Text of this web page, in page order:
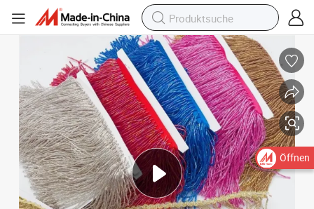
Kristallperlen Quastenfransen Kleidung schwere Perlenfransenbesatz
Öffnen